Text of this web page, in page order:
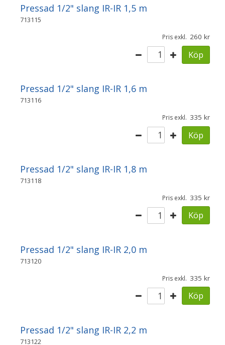
Pressad 1/2" slang IR-IR 1,5 m
713115
Pris exkl. 260
Köp
Pressad 1/2" slang IR-IR 1,6 m
713116
Pris exkl. 335
Köp
Pressad 1/2" slang IR-IR 1,8 m
713118
Pris exkl. 335
Köp
Pressad 1/2" slang IR-IR 2,0 m
713120
Pris exkl. 335
Köp
Pressad 1/2" slang IR-IR 2,2 m
713122